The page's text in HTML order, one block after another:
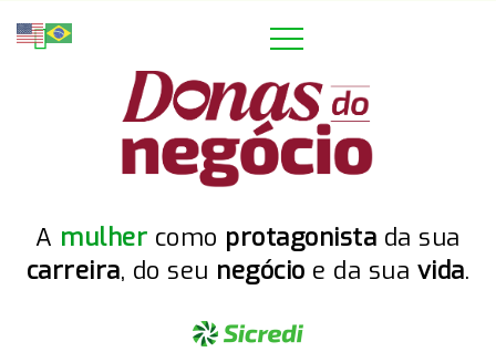
A mulher como protagonista da sua
carreira, do seu negócio e da sua vida.